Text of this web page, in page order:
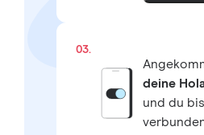
03.
deine
und du